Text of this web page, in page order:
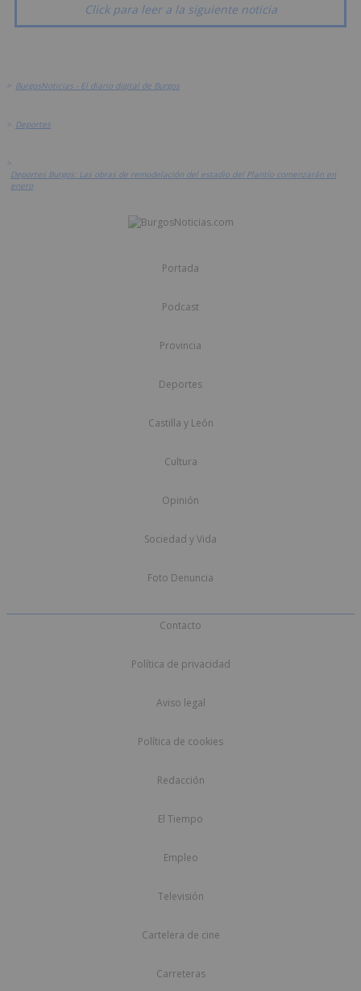
Click para leer a la siguiente noticia
> BurgosNoticias - El diario digital de Burgos
> Deportes
>
Deportes Burgos: Las obras de remodelación del estadio del Plantío comenzarán en
enero
Portada
Podcast
Provincia
Deportes
Castilla y León
Cultura
Opinión
Sociedad y Vida
Foto Denuncia
Contacto
Política de privacidad
Aviso legal
Política de cookies
Redacción
El Tiempo
Empleo
Televisión
Cartelera de cine
Carreteras